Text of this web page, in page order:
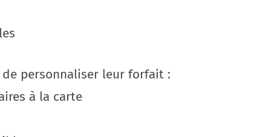
personnaliser leur forfait :
à la carte